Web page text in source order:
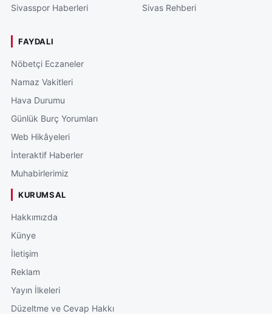
Sivasspor Haberleri
Sivas Rehberi
FAYDALI
Nöbetçi Eczaneler
Namaz Vakitleri
Hava Durumu
Günlük Burç Yorumları
Web Hikâyeleri
İnteraktif Haberler
Muhabirlerimiz
KURUMSAL
Hakkımızda
Künye
İletişim
Reklam
Yayın İlkeleri
Düzeltme ve Cevap Hakkı